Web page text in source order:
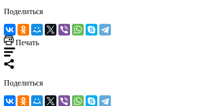
Поделиться
Печать
Поделиться